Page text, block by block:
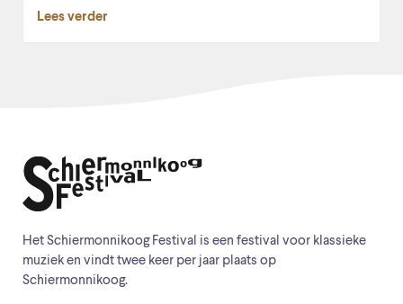
Lees verder
Het Schiermonnikoog Festival is een festival voor klassieke
muziek en vindt twee keer per jaar plaats op
Schiermonnikoog.